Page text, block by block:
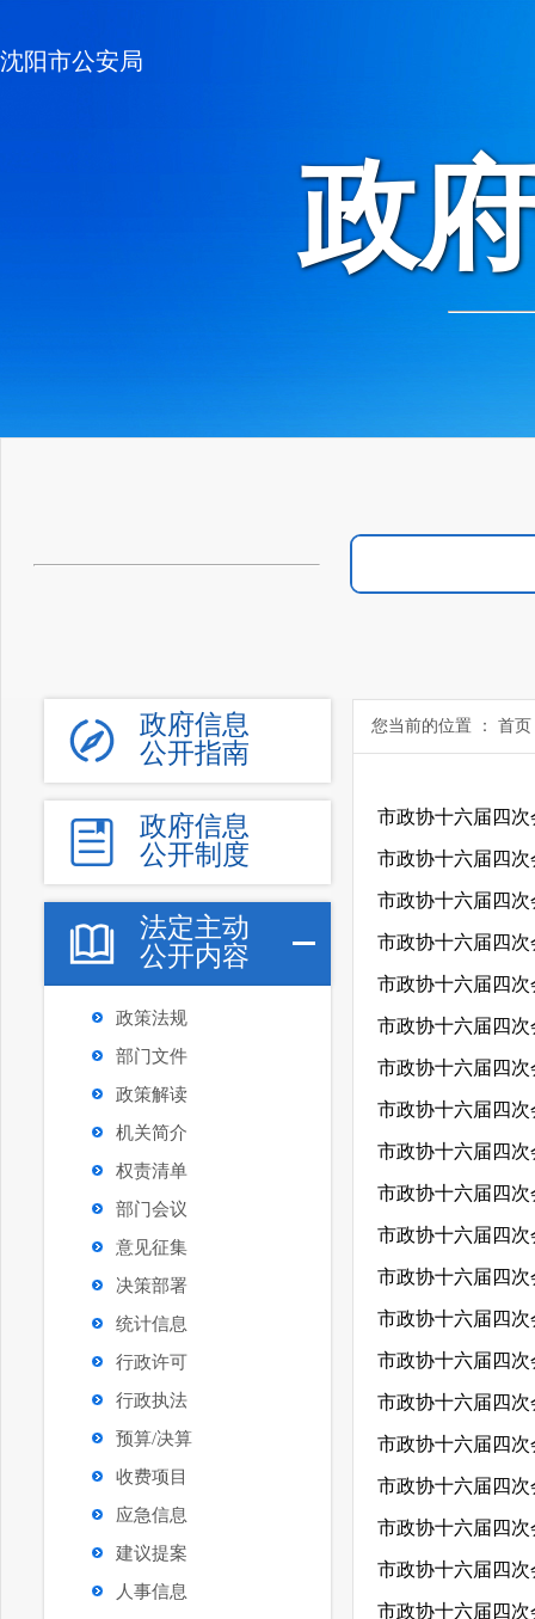
沈阳市公安局
政
政府信息
公开指南
政府信息
公开制度
法定主动
公开内容
政策法规
部门文件
政策解读
机关简介
权责清单
部门会议
意见征集
决策部署
统计信息
行政许可
行政执法
预算/决算
收费项目
应急信息
建议提案
人事信息
您当前的位置 ： 首页